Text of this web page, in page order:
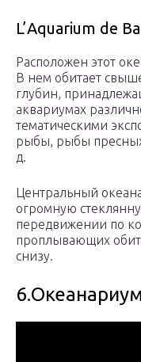
L’Aquarium de
Расположен этот
В нем обитает
глубин,
аквариумах
тематическими
рыбы, рыбы
д.
Центральный
огромную
передвижении по
проплывающих
снизу.